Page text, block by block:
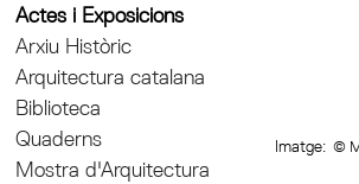
Actes i Exposicions
Arxiu Històric
Arquitectura catalana
Biblioteca
Quaderns
Mostra d'Arquitectura
Imatge: ©